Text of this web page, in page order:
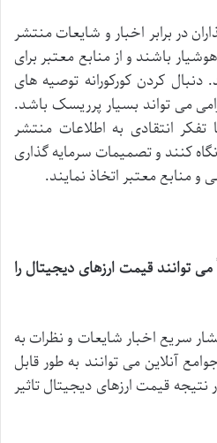
در برابر اخبار و شایعاتمنتشر
هوشیار باشند و از منابع معتبر برای
.دنبال کردن کورکورانه توصیه های
می تواند بسیار پرریسک باشد.
تفکر انتقادی به اطلاعات منتشر
نگاهکنند وتصمیماتسرمایهگذاری
ومنابعمعتبر اتخاذ نمایند.
می توانند قیمتارزهای دیجیتال را
سریع اخبار شایعات و نظراتبه
آنلاین می توانند به طور قابل
نتیجه قیمتارزهای دیجیتالتاثیر